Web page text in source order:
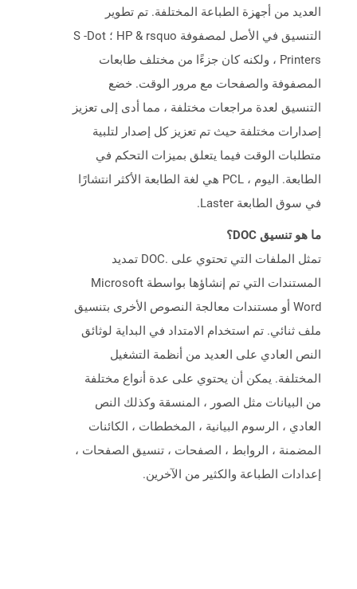
العديد من أجهزة الطباعة المختلفة. تم تطوير
التنسيق في الأصل لمصفوفة HP & rsquo ؛ S -Dot
Printers ، ولكنه كان جزءًا من مختلف طابعات
المصفوفة والصفحات مع مرور الوقت. خضع
التنسيق لعدة مراجعات مختلفة ، مما أدى إلى تعزيز
إصدارات مختلفة حيث تم تعزيز كل إصدار لتلبية
متطلبات الوقت فيما يتعلق بميزات التحكم في
الطابعة. اليوم ، PCL هي لغة الطابعة الأكثر انتشارًا
في سوق الطابعة Laster.
ما هو تنسيق DOC؟
تمثل الملفات التي تحتوي على .DOC تمديد
المستندات التي تم إنشاؤها بواسطة Microsoft
Word أو مستندات معالجة النصوص الأخرى بتنسيق
ملف ثنائي. تم استخدام الامتداد في البداية لوثائق
النص العادي على العديد من أنظمة التشغيل
المختلفة. يمكن أن يحتوي على عدة أنواع مختلفة
من البيانات مثل الصور ، المنسقة وكذلك النص
العادي ، الرسوم البيانية ، المخططات ، الكائنات
المضمنة ، الروابط ، الصفحات ، تنسيق الصفحات ،
إعدادات الطباعة والكثير من الآخرين.